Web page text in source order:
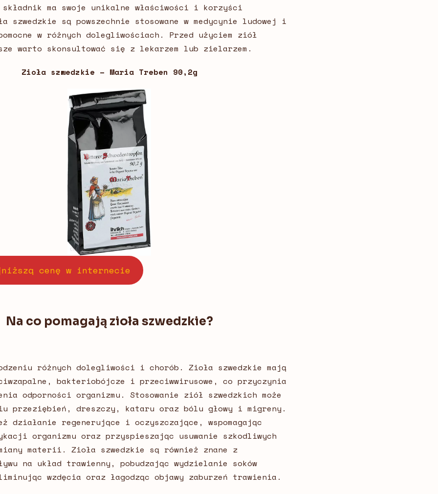
składnik ma swoje unikalne właściwości i korzyści
szwedzkie są powszechnie stosowane w medycynie ludowej i
w różnych dolegliwościach. Przed użyciem ziół
warto skonsultować się z lekarzem lub zielarzem.
Zioła szwedzkie – Maria Treben 90,2g
cenę w internecie
Na co pomagają zioła szwedzkie?
różnych dolegliwości i chorób. Zioła szwedzkie mają
bakteriobójcze i przeciwwirusowe, co przyczynia
odporności organizmu. Stosowanie ziół szwedzkich może
przeziębień, dreszczy, kataru oraz bólu głowy i migreny.
działanie regenerujące i oczyszczające, wspomagając
organizmu oraz przyspieszając usuwanie szkodliwych
materii. Zioła szwedzkie są również znane z
na układ trawienny, pobudzając wydzielanie soków
wzdęcia oraz łagodząc objawy zaburzeń trawienia.